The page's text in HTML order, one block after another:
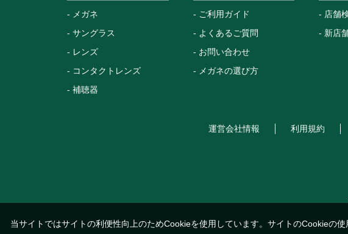
メガネ
サングラス
レンズ
コンタクトレンズ
補聴器
ご利用ガイド
よくあるご質問
お問い合わせ
メガネの選び方
店舗
新店
運営会社情報 利用規約
当サイトではサイトの利便性向上のためCookieを使用しています。サイトのCookieの